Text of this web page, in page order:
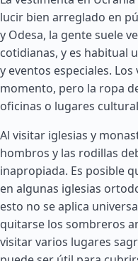
lucir bien arreglado en
y Odesa, la gente suele
cotidianas, y es habitual
y eventos especiales.
momento, pero la ropa
oficinas o lugares
Al visitar iglesias y
hombros y las rodillas
inapropiada. Es posible
en algunas iglesias
esto no se aplica
quitarse los sombreros
visitar varios lugares